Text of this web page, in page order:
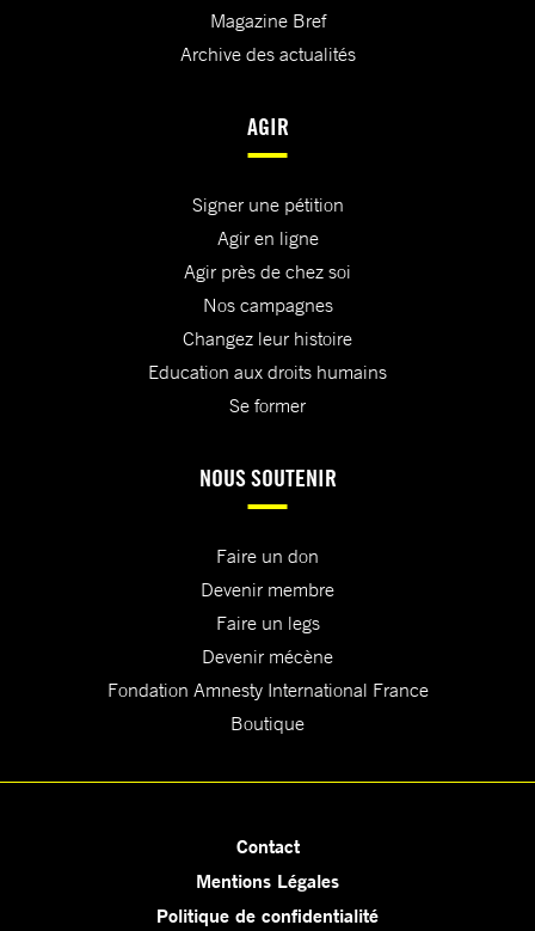
Magazine Bref
Archive des actualités
AGIR
Signer une pétition
Agir en ligne
Agir près de chez soi
Nos campagnes
Changez leur histoire
Education aux droits humains
Se former
NOUS SOUTENIR
Faire un don
Devenir membre
Faire un legs
Devenir mécène
Fondation Amnesty International France
Boutique
Contact
Mentions Légales
Politique de confidentialité